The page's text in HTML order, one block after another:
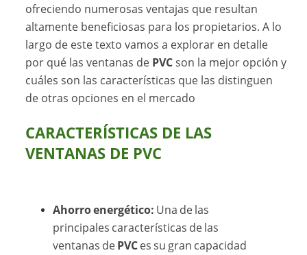
ofreciendo numerosas ventajas que resultan
altamente beneficiosas para los propietarios. A lo
largo de este texto vamos a explorar en detalle
por qué las ventanas de PVCson la mejor opción y
cuáles son las características que las distinguen
de otras opciones en el mercado
CARACTERÍSTICAS DE LAS
VENTANAS DE PVC
Ahorro energético: Una de las
principales características de las
ventanas dePVCes su gran capacidad